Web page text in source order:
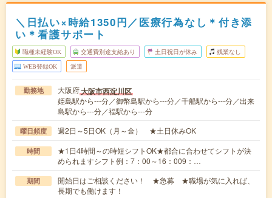
＼日払い×時給1350円／医療行為なし＊付き添
い＊看護サポート
職種未経験OK 交通費別途支給あり 土日祝日が休み 残業なし
WEB登録OK 派遣
勤務地 大阪府大阪市西淀川区
姫島駅から---分／御幣島駅から---分／千船駅から---分／出来
島駅から---分／福駅から---分
曜日頻度 週2日～5日OK（月～金） ★土日休みOK
時間
★1日4時間～の時短シフトOK★都合に合わせてシフトが決
められますシフト例：7：00～16：009：…
期間
開始日はご相談ください！ ★急募 ★職場が気に入れば、
長期でも働けます！